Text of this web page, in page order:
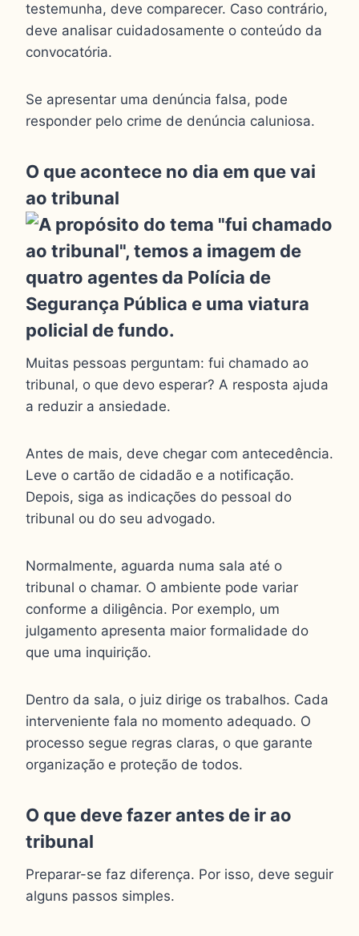
testemunha, deve comparecer. Caso contrário,
deve analisar cuidadosamente o conteúdo da
convocatória.
Se apresentar uma denúncia falsa, pode
responder pelo crime de denúncia caluniosa.
O que acontece no dia em que vai
ao tribunal
Muitas pessoas perguntam: fui chamado ao
tribunal, o que devo esperar? A resposta ajuda
a reduzir a ansiedade.
Antes de mais, deve chegar com antecedência.
Leve o cartão de cidadão e a notificação.
Depois, siga as indicações do pessoal do
tribunal ou do seu advogado.
Normalmente, aguarda numa sala até o
tribunal o chamar. O ambiente pode variar
conforme a diligência. Por exemplo, um
julgamento apresenta maior formalidade do
que uma inquirição.
Dentro da sala, o juiz dirige os trabalhos. Cada
interveniente fala no momento adequado. O
processo segue regras claras, o que garante
organização e proteção de todos.
O que deve fazer antes de ir ao
tribunal
Preparar-se faz diferença. Por isso, deve seguir
alguns passos simples.